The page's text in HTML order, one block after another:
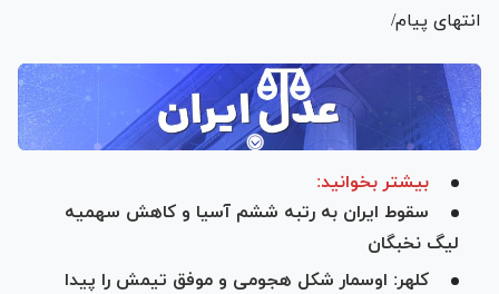
انتهای پیام/
بیشتر بخوانید:
سقوط ایران به رتبه ششم آسیا و کاهش سهمیه
لیگ نخبگان
کلهر: اوسمار شکل هجومی و موفق تیمش را پیدا